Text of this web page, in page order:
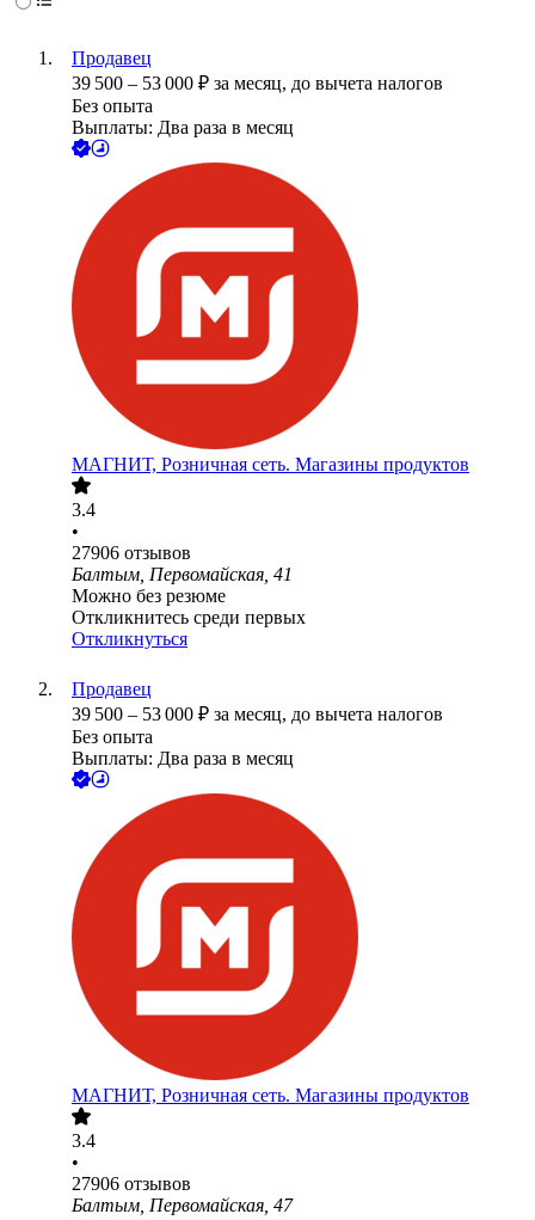
Продавец
39 500 – 53 000 ₽ за месяц, до вычета налогов
Без опыта
Выплаты: Два раза в месяц
МАГНИТ, Розничная сеть. Магазины продуктов
3.4
•
27906 отзывов
Балтым, Первомайская, 41
Можно без резюме
Откликнитесь среди первых
Откликнуться
Продавец
39 500 – 53 000 ₽ за месяц, до вычета налогов
Без опыта
Выплаты: Два раза в месяц
МАГНИТ, Розничная сеть. Магазины продуктов
3.4
•
27906 отзывов
Балтым, Первомайская, 47